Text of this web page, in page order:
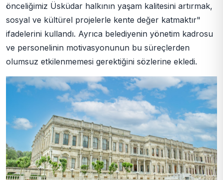
önceliğimiz Üsküdar halkının yaşam kalitesini artırmak,
sosyal ve kültürel projelerle kente değer katmaktır"
ifadelerini kullandı. Ayrıca belediyenin yönetim kadrosu
ve personelinin motivasyonunun bu süreçlerden
olumsuz etkilenmemesi gerektiğini sözlerine ekledi.